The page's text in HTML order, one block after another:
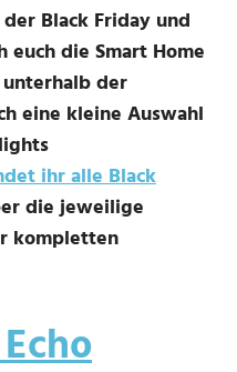
Black Friday und
die Smart Home
der
eine kleine Auswahl
ihr alle Black
die jeweilige
kompletten